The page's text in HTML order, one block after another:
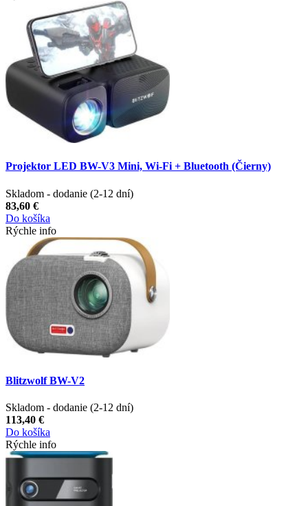
Projektor LED BW-V3 Mini, Wi-Fi + Bluetooth (Čierny)
Skladom - dodanie (2-12 dní)
83,60 €
Do košíka
Rýchle info
Blitzwolf BW-V2
Skladom - dodanie (2-12 dní)
113,40 €
Do košíka
Rýchle info